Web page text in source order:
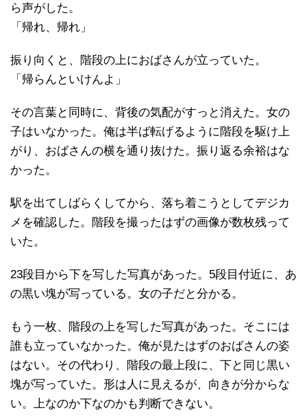
ら声がした。
「帰れ、帰れ」
振り向くと、階段の上におばさんが立っていた。
「帰らんといけんよ」
その言葉と同時に、背後の気配がすっと消えた。女の
子はいなかった。俺は半ば転げるように階段を駆け上
がり、おばさんの横を通り抜けた。振り返る余裕はな
かった。
駅を出てしばらくしてから、落ち着こうとしてデジカ
メを確認した。階段を撮ったはずの画像が数枚残って
いた。
23段目から下を写した写真があった。5段目付近に、あ
の黒い塊が写っている。女の子だと分かる。
もう一枚、階段の上を写した写真があった。そこには
誰も立っていなかった。俺が見たはずのおばさんの姿
はない。その代わり、階段の最上段に、下と同じ黒い
塊が写っていた。形は人に見えるが、向きが分からな
い。上なのか下なのかも判断できない。